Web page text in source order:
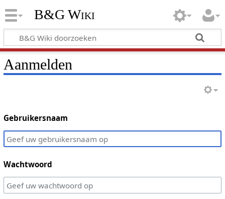
B&G Wiki
Aanmelden
Gebruikersnaam
Wachtwoord